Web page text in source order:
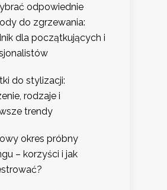
odpowiednie
do zgrzewania:
dla początkujących i
do stylizacji:
rodzaje i
trendy
okres próbny
– korzyści i jak